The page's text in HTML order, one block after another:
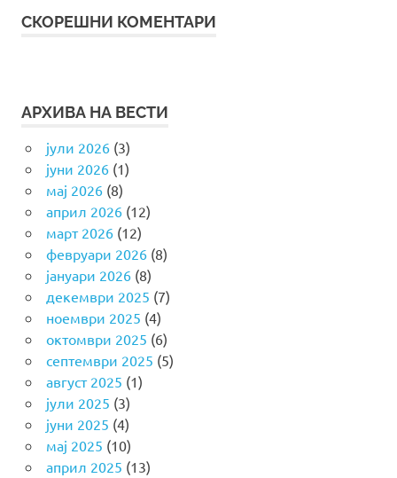
СКОРЕШНИ КОМЕНТАРИ
АРХИВА НА ВЕСТИ
јули 2026(3)
јуни 2026(1)
мај 2026(8)
април 2026(12)
март 2026(12)
февруари 2026(8)
јануари 2026(8)
декември 2025 (7)
ноември 2025 (4)
октомври 2025 (6)
септември 2025 (5)
август 2025 (1)
јули 2025 (3)
јуни 2025 (4)
мај 2025 (10)
април 2025 (13)